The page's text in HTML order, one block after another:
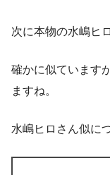
次に本物の水嶋ヒ
確かに似ています
ますね。
水嶋ヒロさん似に